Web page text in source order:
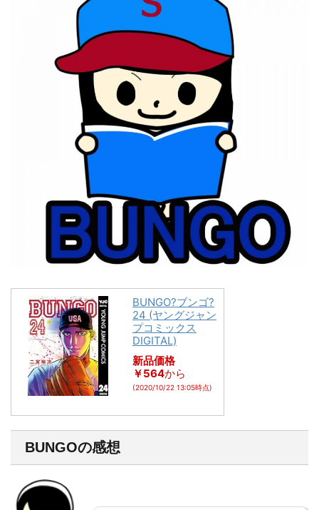
BUNGO?ブンゴ?
24 (ヤングジャン
プコミックス
DIGITAL)
新品価格
￥564から
(2020/10/22 13:05時点)
BUNGOの感想